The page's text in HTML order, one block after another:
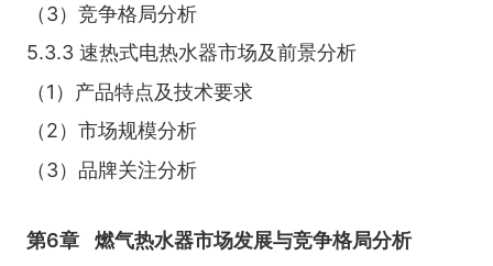
（3）竞争格局分析
5.3.3 速热式电热水器市场及前景分析
（1）产品特点及技术要求
（2）市场规模分析
（3）品牌关注分析
第6章 燃气热水器市场发展与竞争格局分析